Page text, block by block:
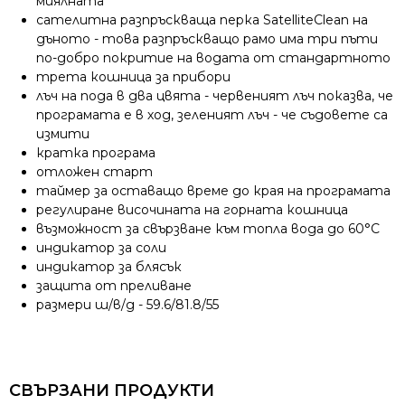
сателитна разпръскваща перка SatelliteClean на
дъното - това разпръскващо рамо има три пъти
по-добро покритие на водата от стандартното
трета кошница за прибори
лъч на пода в два цвята - червеният лъч показва, че
програмата е в ход, зеленият лъч - че съдовете са
измити
кратка програма
отложен старт
таймер за оставащо време до края на програмата
регулиране височината на горната кошница
възможност за свързване към топла вода до 60°C
индикатор за соли
индикатор за блясък
защита от преливане
размери ш/в/д - 59.6/81.8/55
СВЪРЗАНИ ПРОДУКТИ